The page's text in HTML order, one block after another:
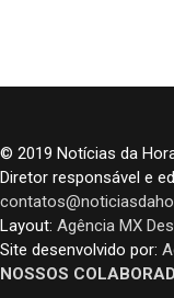
© 2019 Notícias da
Diretor responsável e
Layout: Agência MX
Site desenvolvido por:
NOSSOS